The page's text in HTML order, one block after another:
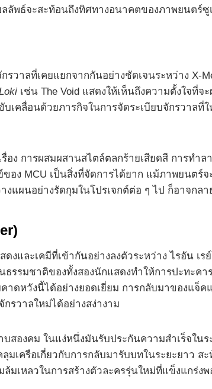
พธ์จะสะท้อนถึงทิศทางอนาคตของภาพยนตร์ซู
าลที่เคยแยกจากกันอย่างชัดเจนระหว่าง X-
เช่น The Void แสดงให้เห็นถึงความตั้งใจที่
บเคลื่อนด้วยภารกิจในการจัดระเบียบจักรวา
การผสมผสานสไตล์ตลกร้ายเสียดสี การทำล
ของ MCU เป็นสิ่งที่จัดการได้ยาก แม้ภาพยนต
แผนอย่างรัดกุมในโปรเจกต์ต่อ ๆ ไป ก็อาจกล
และเคมีที่เข้ากันอย่างลงตัวระหว่าง ไรอัน เ
รรมชาติของทั้งสองนักแสดงทำให้การปะทะค
หวังนี้ได้อย่างยอดเยี่ยม การกลับมาของแจ็ค
รวาลใหม่ได้อย่างสง่างาม
สองคม ในแง่หนึ่งมันรับประกันความสำเร็จใน
ครือเกี่ยวกับการกลับมารับบทในระยะยาว ส
มเหลวในการสร้างตัวละครรุ่นใหม่ที่แข็งแกร่